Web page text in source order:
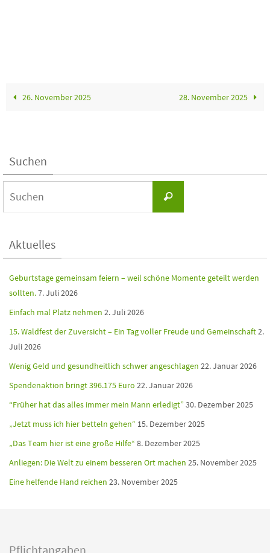
26. November 2025 28. November 2025
Suchen
Aktuelles
Geburtstage gemeinsam feiern – weil schöne Momente geteilt werden
sollten.7. Juli 2026
Einfach mal Platz nehmen 2. Juli 2026
15. Waldfest der Zuversicht – Ein Tag voller Freude und Gemeinschaft2.
Juli 2026
Wenig Geld und gesundheitlich schwer angeschlagen 22. Januar 2026
Spendenaktion bringt 396.175 Euro 22. Januar 2026
“Früher hat das alles immer mein Mann erledigt” 30. Dezember 2025
„Jetzt muss ich hier betteln gehen“ 15. Dezember 2025
„Das Team hier ist eine große Hilfe“ 8. Dezember 2025
Anliegen: Die Welt zu einem besseren Ort machen 25. November 2025
Eine helfende Hand reichen 23. November 2025
Pflichtangaben